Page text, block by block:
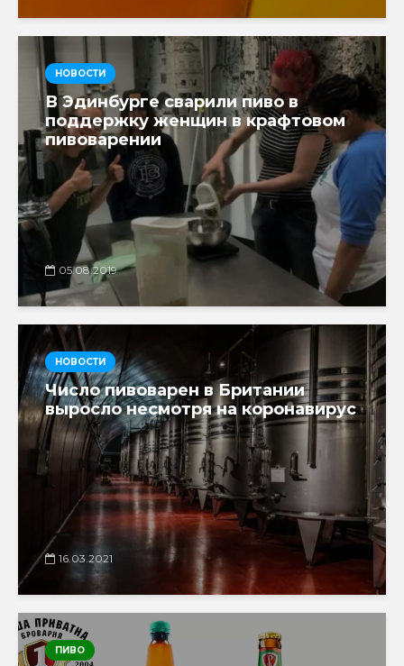
НОВОСТИ
В Эдинбурге сварили пиво в
поддержку женщин в крафтовом
пивоварении
05.08.2019
НОВОСТИ
Число пивоварен в Британии
выросло несмотря на коронавирус
16.03.2021
ПИВО